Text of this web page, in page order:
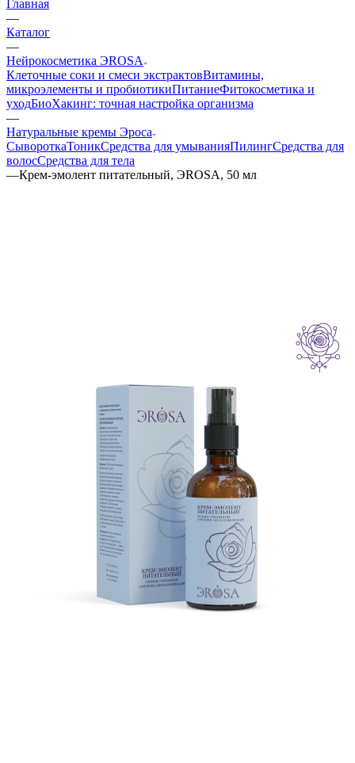
Главная
—
Каталог
—
Нейрокосметика ЭROSA
Клеточные соки и смеси экстрактовВитамины,
микроэлементы и пробиотикиПитаниеФитокосметика и
уходБиоХакинг: точная настройка организма
—
Натуральные кремы Эроса
СывороткаТоникСредства для умыванияПилингСредства для
волосСредства для тела
—Крем-эмолент питательный, ЭROSA, 50 мл